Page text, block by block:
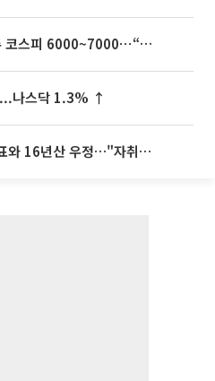
[주간증시전망] 다음주 코스피 6000~7000⋯“外人 수급은 정책이 변수”
나스닥 1.3% ↑
'나혼산' 류혜영, 고경표와 16년산 우정…"자취방서 부모님과 마주쳐"